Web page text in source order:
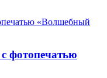
фотопечатью